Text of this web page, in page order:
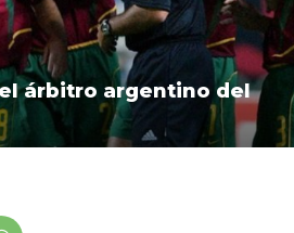
árbitro argentino del